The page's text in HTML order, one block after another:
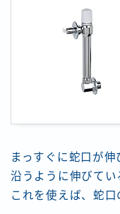
まっすぐに蛇口が
沿うように伸びてい
これを使えば、蛇口